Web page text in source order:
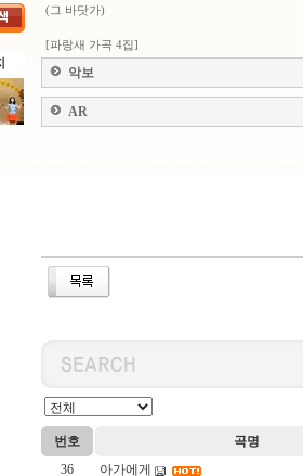
(그 바닷가)
[파랑새 가곡 4집]
악보
AR
번호 곡명
36
아가에게